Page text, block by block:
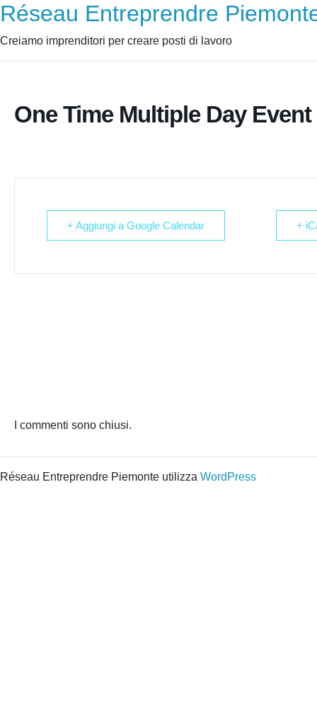
Réseau Entreprendre
Creiamo imprenditori per creare posti di lavoro
One Time Multiple Day Event
+ Aggiungi a Google Calendar +
I commenti sono chiusi.
Réseau Entreprendre Piemonte utilizza WordPress